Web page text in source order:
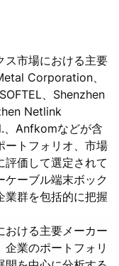
ス市場における主要
Corporation、
、Shenzhen
Netlink
Anfkomなどが含
ートフォリオ、市場
評価して選定されて
ケーブル端末ボック
業群を包括的に把握
おける主要メーカー
業のポートフォリ